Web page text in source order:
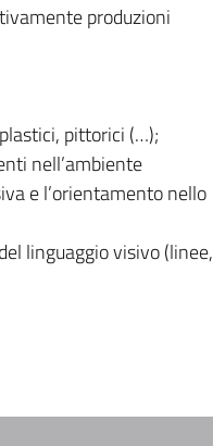
produzioni
pittorici (…);
nell’ambiente
e l’orientamento nello
linguaggio visivo (linee,